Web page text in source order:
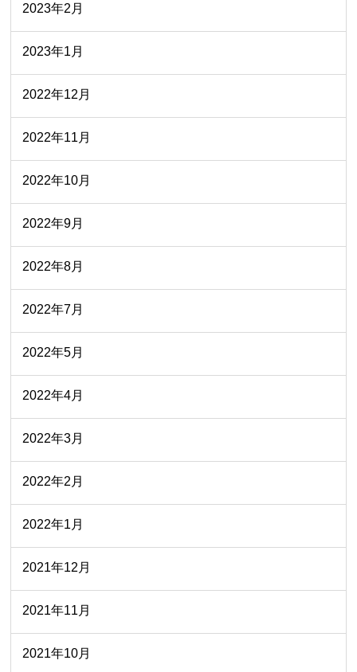
2023年2月
2023年1月
2022年12月
2022年11月
2022年10月
2022年9月
2022年8月
2022年7月
2022年5月
2022年4月
2022年3月
2022年2月
2022年1月
2021年12月
2021年11月
2021年10月